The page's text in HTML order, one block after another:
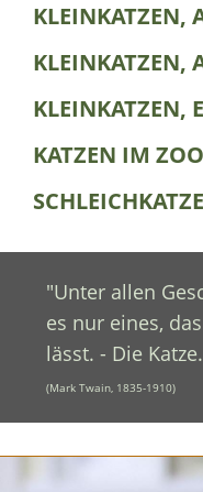
KLEINKATZEN,
KLEINKATZEN,
KLEINKATZEN,
KATZEN IM ZOO
"Unter allen
es nur eines,
lässt. - Die
(Mark Twain, 1835-1910)